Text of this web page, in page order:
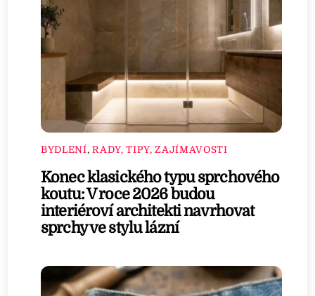
BYDLENÍ,RADY, TIPY, ZAJÍMAVOSTI
Konec klasického typu sprchového
koutu: V roce 2026 budou
interiéroví architekti navrhovat
sprchy ve stylu lázní